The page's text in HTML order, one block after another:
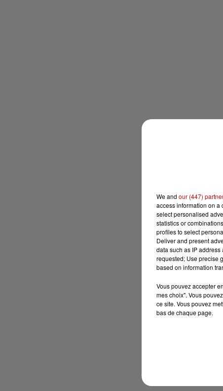
We and our (447)
access information on a
select personalised
statistics or
profiles to select
Deliver and present
data such as IP
requested; Use precise
based on information
Vous pouvez accepter
mes choix". Vous
ce site. Vous pouvez
bas de chaque page.